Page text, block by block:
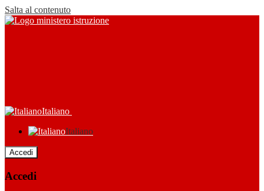
Salta al contenuto
Italiano
Italiano
Accedi
Accedi